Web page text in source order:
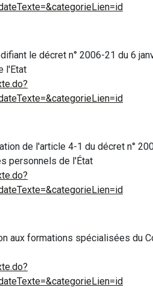
le décret n° 2006-21 du 6
l'Etat
de l'article 4-1 du décret n°
personnels de l'État
aux formations spécialisées du